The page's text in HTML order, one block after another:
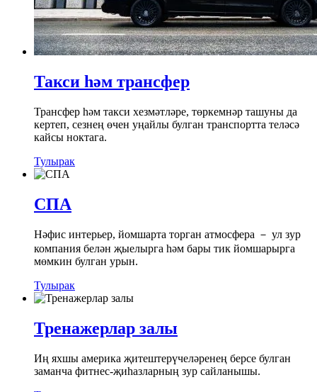
Такси һәм трансфер
Трансфер һәм такси хезмәтләре, төркемнәр ташуны да
кертеп, сезнең өчен уңайлы булган транспортта теләсә
кайсы ноктага.
Тулырак
СПА
Нәфис интерьер, йомшарта торган атмосфера － ул зур
компания белән җыелырга һәм бары тик йомшарырга
мөмкин булган урын.
Тулырак
Тренажерлар залы
Иң яхшы америка җитештерүчеләренең берсе булган
заманча фитнес-җиһазларның зур сайланышы.